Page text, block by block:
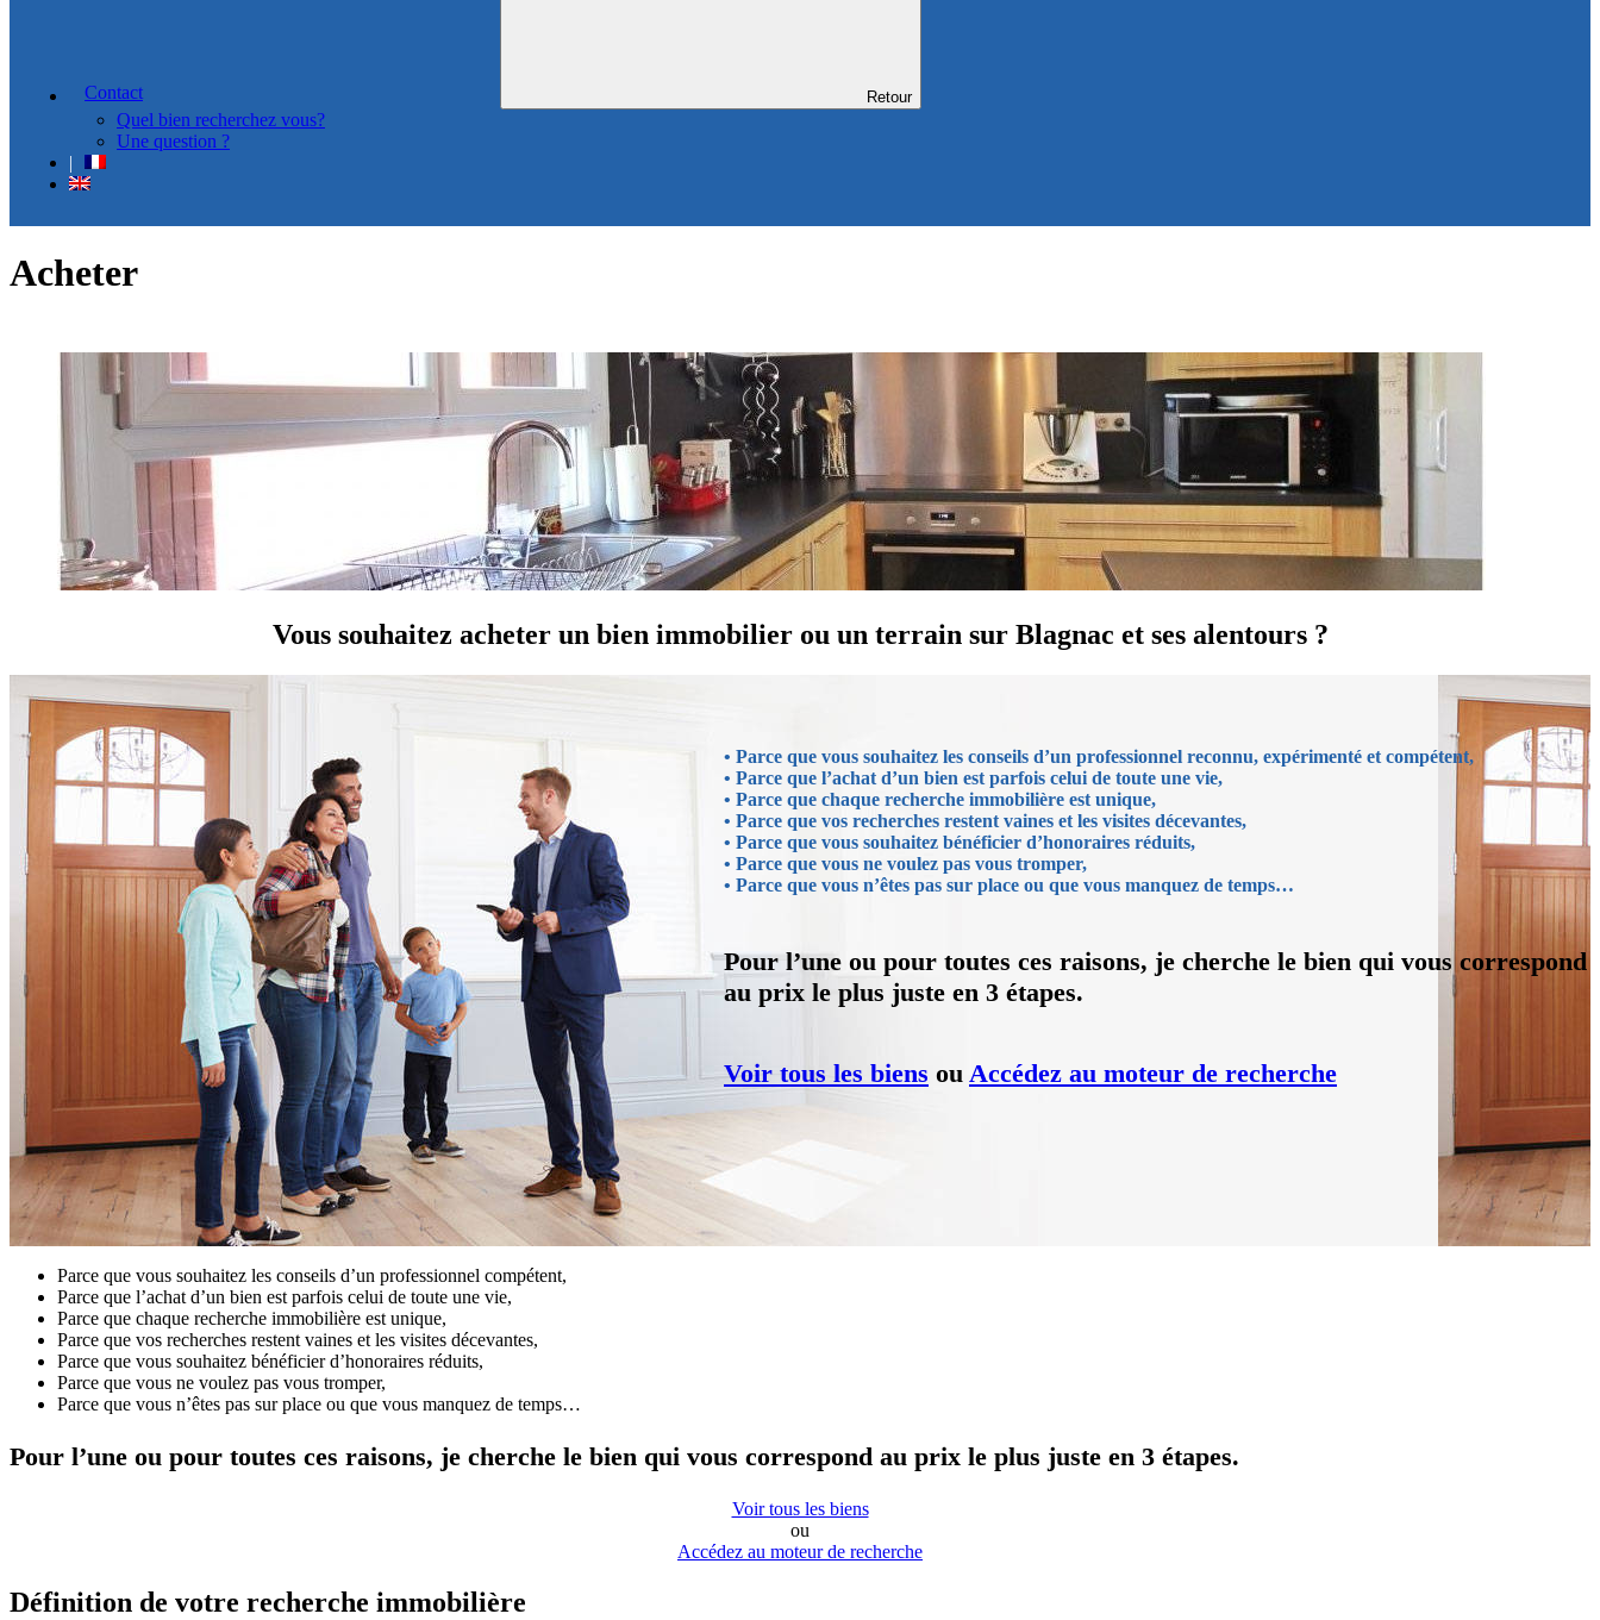
Contact Retour
Quel bien recherchez vous?
Une question ?
Acheter
Vous souhaitez acheter un bien immobilier ou un terrain sur Blagnac et ses alentours ?
• Parce que vous souhaitez les conseils d’un professionnel reconnu, expérimenté et compétent,
• Parce que l’achat d’un bien est parfois celui de toute une vie,
• Parce que chaque recherche immobilière est unique,
• Parce que vos recherches restent vaines et les visites décevantes,
• Parce que vous souhaitez bénéficier d’honoraires réduits,
• Parce que vous ne voulez pas vous tromper,
• Parce que vous n’êtes pas sur place ou que vous manquez de temps…
Pour l’une ou pour toutes ces raisons, je cherche le bien qui vous correspond
au prix le plus juste en 3 étapes.
Voir tous les biens ou Accédez au moteur de recherche
Parce que vous souhaitez les conseils d’un professionnel compétent,
Parce que l’achat d’un bien est parfois celui de toute une vie,
Parce que chaque recherche immobilière est unique,
Parce que vos recherches restent vaines et les visites décevantes,
Parce que vous souhaitez bénéficier d’honoraires réduits,
Parce que vous ne voulez pas vous tromper,
Parce que vous n’êtes pas sur place ou que vous manquez de temps…
Pour l’une ou pour toutes ces raisons, je cherche le bien qui vous correspond au prix le plus juste en 3 étapes.
Voir tous les biens
ou
Accédez au moteur de recherche
Définition de votre recherche immobilière